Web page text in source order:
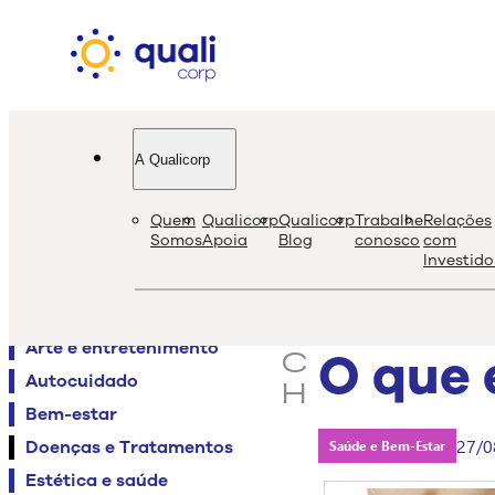
A Qualicorp
Quem
Somos
Qualicorp
Apoia
Qualicorp
Blog
Trabalhe
conosco
Relações
com
s
a
c
h
Arte e entretenimento
Autocuidado
Bem-estar
Doenças e Tratamentos
Estética e saúde
quali
O que
Saúde e Bem-Estar 27/